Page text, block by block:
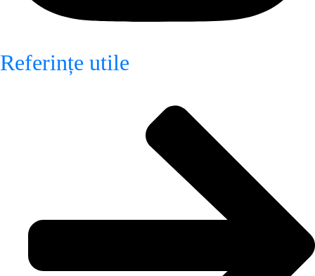
Referințe utile